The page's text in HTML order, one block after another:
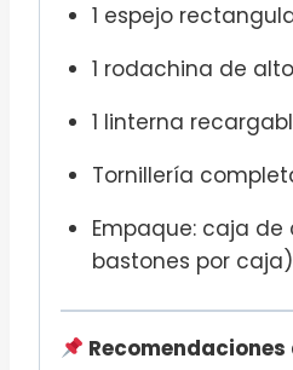
1 espejo
1 rodachina de
1 linterna
Tornillería
Empaque: caja de
bastones por caja)